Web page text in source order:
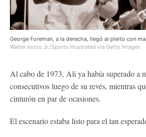
George Foreman, a la derecha, llegó al pleito con
Walter Iooss Jr./Sports Illustrated via Getty Images
Al cabo de 1973, Ali ya había superado a
consecutivos luego de su revés, mientras
cinturón en par de ocasiones.
El escenario estaba listo para el tan